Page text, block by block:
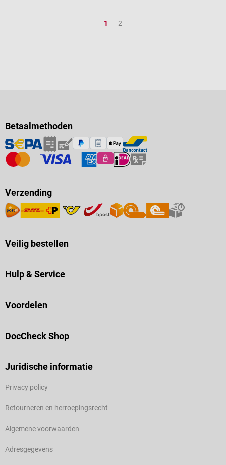
Pagina
1 Pagina
2
Betaalmethoden
Verzending
Veilig bestellen
Hulp & Service
Voordelen
DocCheck Shop
Juridische informatie
Privacy policy
Retourneren en herroepingsrecht
Algemene voorwaarden
Adresgegevens